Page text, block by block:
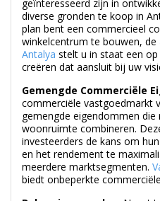
plan bent een commercieel
winkelcentrum te bouwen, de
Antalyastelt u in staat een
creëren dat aansluit bij uw
Gemengde Commerciële
commerciële vastgoedmarkt
gemengde eigendommen die
woonruimte combineren.
investeerders de kans om
en het rendement te
meerdere marktsegmenten.
biedt onbeperkte
Beleggingspanden:Naast
ruimtes biedt Antalya